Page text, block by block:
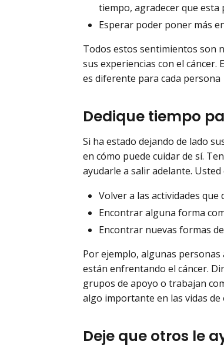
tiempo, agradecer que esta
Esperar poder poner más
Todos estos sentimientos son
sus experiencias con el
es diferente para cada persona
Dedique tiempo
Si ha estado dejando de lado
en cómo puede cuidar de sí.
ayudarle a salir adelante.
Volver a las actividades que
Encontrar alguna forma
Encontrar nuevas formas
Por ejemplo, algunas
están enfrentando el cáncer.
grupos de apoyo o trabajan
algo importante en las vidas
Deje que otros le